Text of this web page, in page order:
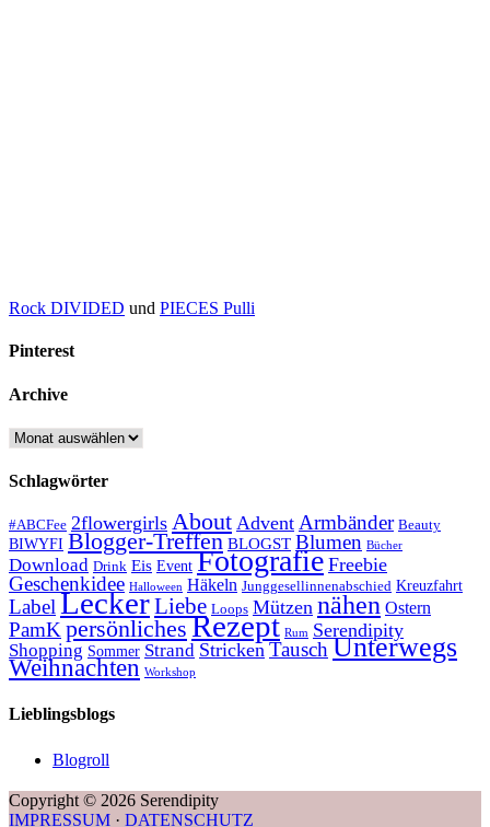
Rock DIVIDED und PIECES Pulli
Pinterest
Archive
Archive
Schlagwörter
#ABCFee 2flowergirls About Advent Armbänder Beauty
BIWYFI Blogger-Treffen BLOGST Blumen Bücher
Download Drink Eis Event Fotografie Freebie
Geschenkidee Halloween Häkeln Junggesellinnenabschied Kreuzfahrt
LabelLeckerLiebe Loops Mützen nähen Ostern
PamKpersönliches Rezept Rum Serendipity
Shopping Sommer Strand Stricken TauschUnterwegs
Weihnachten Workshop
Lieblingsblogs
Blogroll
Copyright © 2026 Serendipity
IMPRESSUM · DATENSCHUTZ